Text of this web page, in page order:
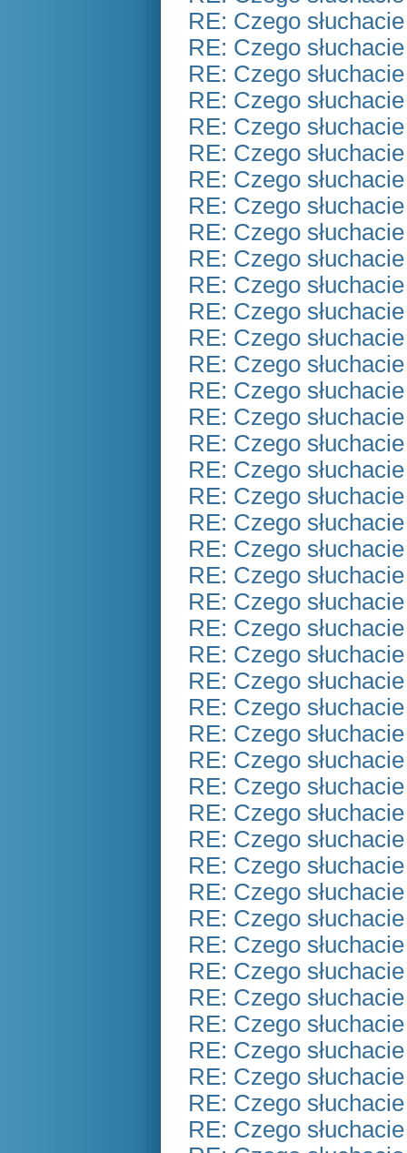
RE: Czego
RE: Czego
RE: Czego
RE: Czego
RE: Czego
RE: Czego
RE: Czego
RE: Czego
RE: Czego
RE: Czego
RE: Czego
RE: Czego
RE: Czego
RE: Czego
RE: Czego
RE: Czego
RE: Czego
RE: Czego
RE: Czego
RE: Czego
RE: Czego
RE: Czego
RE: Czego
RE: Czego
RE: Czego
RE: Czego
RE: Czego
RE: Czego
RE: Czego
RE: Czego
RE: Czego
RE: Czego
RE: Czego
RE: Czego
RE: Czego
RE: Czego
RE: Czego
RE: Czego
RE: Czego
RE: Czego
RE: Czego
RE: Czego
RE: Czego